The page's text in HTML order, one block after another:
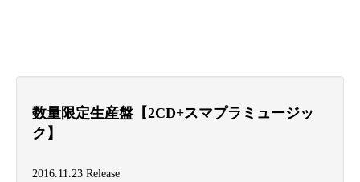
数量限定生産盤【2CD+スマプラミュージッ
ク】
2016.11.23 Release